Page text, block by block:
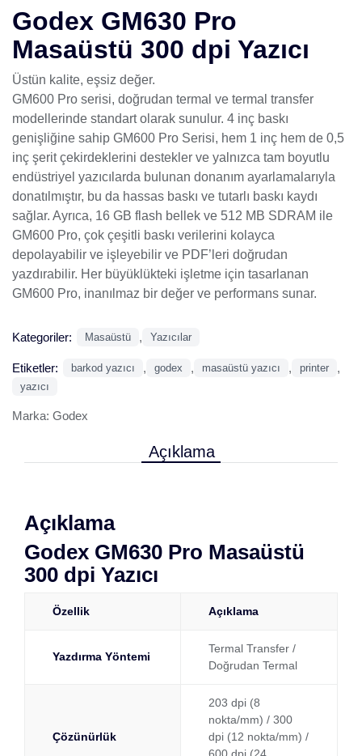
Godex GM630 Pro
Masaüstü 300 dpi Yazıcı
Üstün kalite, eşsiz değer.
GM600 Pro serisi, doğrudan termal ve termal transfer
modellerinde standart olarak sunulur. 4 inç baskı
genişliğine sahip GM600 Pro Serisi, hem 1 inç hem de 0,5
inç şerit çekirdeklerini destekler ve yalnızca tam boyutlu
endüstriyel yazıcılarda bulunan donanım ayarlamalarıyla
donatılmıştır, bu da hassas baskı ve tutarlı baskı kaydı
sağlar. Ayrıca, 16 GB flash bellek ve 512 MB SDRAM ile
GM600 Pro, çok çeşitli baskı verilerini kolayca
depolayabilir ve işleyebilir ve PDF’leri doğrudan
yazdırabilir. Her büyüklükteki işletme için tasarlanan
GM600 Pro, inanılmaz bir değer ve performans sunar.
Kategoriler: Masaüstü , Yazıcılar
Etiketler: barkod yazıcı , godex , masaüstü yazıcı , printer ,
yazıcı
Marka: Godex
Açıklama
Açıklama
Godex GM630 Pro Masaüstü
300 dpi Yazıcı
Özellik Açıklama
Yazdırma Yöntemi
Termal Transfer /
Doğrudan Termal
Çözünürlük
203 dpi (8
nokta/mm) / 300
dpi (12 nokta/mm) /